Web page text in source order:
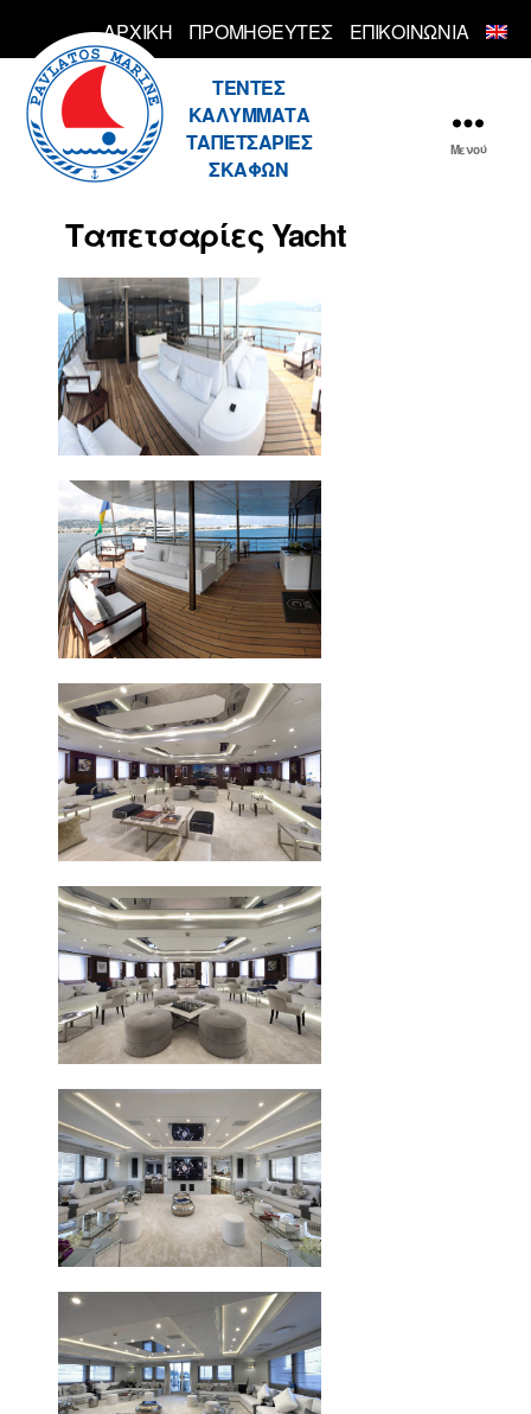
ΑΡΧΙΚΗ ΠΡΟΜΗΘΕΥΤΕΣ ΕΠΙΚΟΙΝΩΝΙΑ
Pavlatos
ΤΕΝΤΕΣ
ΚΑΛΥΜΜΑΤΑ
ΤΑΠΕΤΣΑΡΙΕΣ
ΣΚΑΦΩΝ
Μενού
Ταπετσαρίες Yacht